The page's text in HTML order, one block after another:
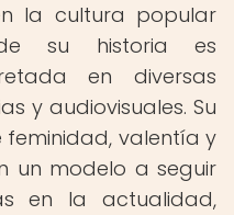
la cultura popular
su historia es
en diversas
y audiovisuales. Su
valentía y
un modelo a seguir
en la actualidad,